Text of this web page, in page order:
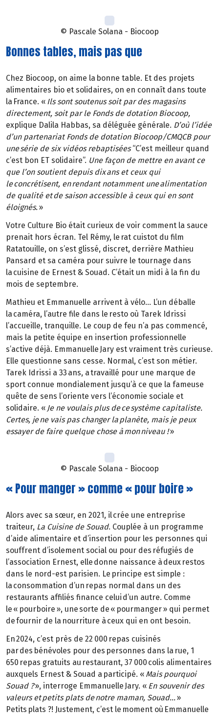
© Pascale Solana - Biocoop
Bonnes tables, mais pas que
Chez Biocoop, on aime la bonne table. Et des projets
alimentaires bio et solidaires, on en connaît dans toute
la France. « Ils sont soutenus soit par des magasins
directement, soit par le Fonds de dotation Biocoop,
explique Dalila Habbas, sa déléguée générale. D’où l’idée
d’un partenariat Fonds de dotation Biocoop/CMQCB pour
une série de six vidéos rebaptisées“C’est meilleur quand
c’est bon ET solidaire”. Une façon de mettre en avant ce
que l’on soutient depuis dix ans et ceux qui
le concrétisent, en rendant notamment une alimentation
de qualité et de saison accessible à ceux qui en sont
éloignés.»
Votre Culture Bio était curieux de voir comment la sauce
prenait hors écran. Tel Rémy, le rat cuistot du film
Ratatouille, on s’est glissé, discret, derrière Mathieu
Pansard et sa caméra pour suivre le tournage dans
la cuisine de Ernest & Souad. C’était un midi à la fin du
mois de septembre.
Mathieu et Emmanuelle arrivent à vélo… L’un déballe
la caméra, l’autre file dans le resto où Tarek Idrissi
l’accueille, tranquille. Le coup de feu n’a pas commencé,
mais la petite équipe en insertion professionnelle
s’active déjà. Emmanuelle Jary est vraiment très curieuse.
Elle questionne sans cesse. Normal, c’est son métier.
Tarek Idrissi a 33 ans, a travaillé pour une marque de
sport connue mondialement jusqu’à ce que la fameuse
quête de sens l’oriente vers l’économie sociale et
solidaire. « Je ne voulais plus de ce système capitaliste.
Certes, je ne vais pas changer la planète, mais je peux
essayer de faire quelque chose à mon niveau !»
© Pascale Solana - Biocoop
« Pour manger » comme « pour boire »
Alors avec sa sœur, en 2021, il crée une entreprise
traiteur, La Cuisine de Souad. Couplée à un programme
d’aide alimentaire et d’insertion pour les personnes qui
souffrent d’isolement social ou pour des réfugiés de
l’association Ernest, elle donne naissance à deux restos
dans le nord-est parisien. Le principe est simple :
la consommation d’un repas normal dans un des
restaurants affiliés finance celui d’un autre. Comme
le « pourboire », une sorte de « pourmanger » qui permet
de fournir de la nourriture à ceux qui en ont besoin.
En 2024, c’est près de 22 000 repas cuisinés
par des bénévoles pour des personnes dans la rue, 1
650 repas gratuits au restaurant, 37 000 colis alimentaires
auxquels Ernest & Souad a participé. « Mais pourquoi
Souad ?», interroge Emmanuelle Jary. « En souvenir des
valeurs et petits plats de notre maman, Souad…»
Petits plats ?! Justement, c’est le moment où Emmanuelle